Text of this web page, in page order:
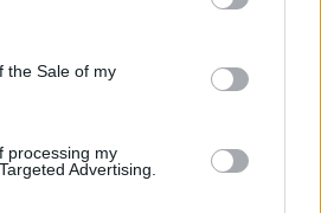
Google and its third-party tags to
specified purposes in below Google
the Sale of my
processing my
Advertising.
még nincs 10 éve, hogy
meg semmivel sem
Wars, vagy a már említett